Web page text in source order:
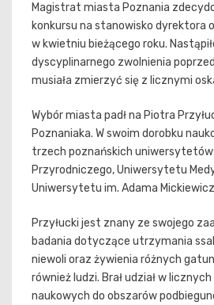
Magistrat miasta Poznania
konkursu na stanowisko dyrektora
w kwietniu bieżącego roku.
dyscyplinarnego zwolnienia
musiała zmierzyć się z licznymi
Wybór miasta padł na Piotra
Poznaniaka. W swoim dorobku
trzech poznańskich
Przyrodniczego, Uniwersytetu
Uniwersytetu im. Adama
Przyłucki jest znany ze swojego
badania dotyczące utrzymania
niewoli oraz żywienia różnych
również ludzi. Brał udział w
naukowych do obszarów